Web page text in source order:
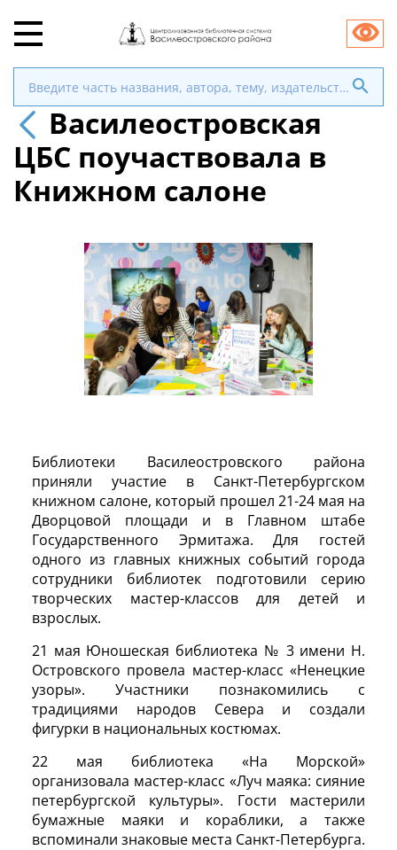
Василеостровская
ЦБС поучаствовала в
Книжном салоне
Библиотеки Василеостровского района
приняли участие в Санкт-Петербургском
книжном салоне, который прошел 21-24 мая на
Дворцовой площади и в Главном штабе
Государственного Эрмитажа. Для гостей
одного из главных книжных событий города
сотрудники библиотек подготовили серию
творческих мастер-классов для детей и
взрослых.
21 мая Юношеская библиотека № 3 имени Н.
Островского провела мастер-класс «Ненецкие
узоры». Участники познакомились с
традициями народов Севера и создали
фигурки в национальных костюмах.
22 мая библиотека «На Морской»
организовала мастер-класс «Луч маяка: сияние
петербургской культуры». Гости мастерили
бумажные маяки и кораблики, а также
вспоминали знаковые места Санкт-Петербурга.